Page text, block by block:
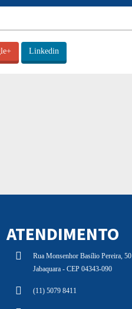
Linkedin
ATENDIMENTO
Rua Monsenhor Basílio Pereira, 50
Jabaquara - CEP 04343-090
(11) 5079 8411